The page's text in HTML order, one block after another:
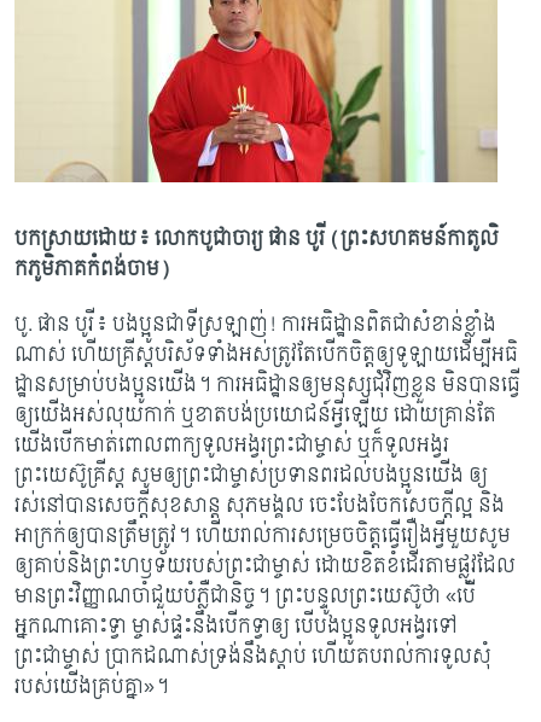
បកស្រាយដោយ៖ លោកបូជាចារ្យ ផាន បូរី (ព្រះសហគមន៍កាតូលិ
កភូមិភាគកំពង់ចាម)
បូ. ផាន បូរី៖ បងប្អូនជាទីស្រឡាញ់! ការអធិដ្ឋានពិតជាសំខាន់ខ្លាំង
ណាស់ ហើយគ្រីស្តបរិស័ទទាំងអស់ត្រូវតែបើកចិត្តឲ្យទូឡាយដើម្បីអធិ
ដ្ឋានសម្រាប់បងប្អូនយើង។ ការអធិដ្ឋានឲ្យមនុស្សជុំវិញខ្លួន មិនបានធ្វើ
ឲ្យយើងអស់លុយកាក់ ឬខាតបង់ប្រយោជន៍អ្វីឡើយ ដោយគ្រាន់តែ
យើងបើកមាត់ពោលពាក្យទូលអង្វរព្រះជាម្ចាស់ ឬក៏ទូលអង្វរ
ព្រះយេស៊ូគ្រីស្ត សូមឲ្យព្រះជាម្ចាស់ប្រទានពរដល់បងប្អូនយើង ឲ្យ
រស់នៅបានសេចក្តីសុខសាន្ត សុភមង្គល ចេះបែងចែកសេចក្តីល្អ និង
អាក្រក់ឲ្យបានត្រឹមត្រូវ។ ហើយរាល់ការសម្រេចចិត្តធ្វើរឿងអ្វីមួយសូម
ឲ្យគាប់និងព្រះហឫទ័យរបស់ព្រះជាម្ចាស់ ដោយខិតខំដើរតាមផ្លូវដែល
មានព្រះវិញ្ញាណចាំជួយបំភ្លឺជានិច្ច។ ព្រះបន្ទូលព្រះយេស៊ូថា «បើ
អ្នកណាគោះទ្វា ម្ចាស់ផ្ទះនឹងបើកទ្វាឲ្យ បើបងប្អូនទូលអង្វរទៅ
ព្រះជាម្ចាស់ ប្រាកដណាស់ទ្រង់នឹងស្តាប់ ហើយតបរាល់ការទូលសុំ
របស់យើងគ្រប់គ្នា»។